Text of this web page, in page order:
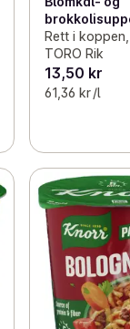
Rett i koppen,
TORO Rik
13,50 kr
61,36 kr /l